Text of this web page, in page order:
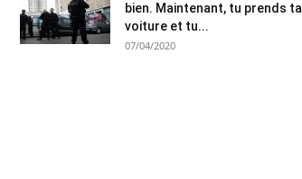
bien. Maintenant, tu prends ta
voiture et tu...
07/04/2020